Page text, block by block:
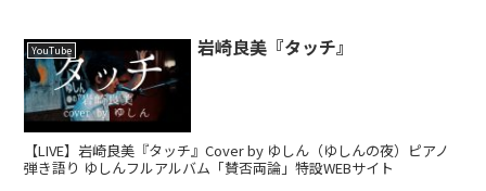
YouTube 岩崎良美『タッチ』
【LIVE】岩崎良美『タッチ』Cover by ゆしん（ゆしんの夜）ピアノ
弾き語り ゆしんフルアルバム「賛否両論」特設WEBサイト